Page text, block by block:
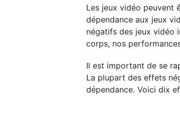
Les jeux vidéo peuvent
dépendance aux jeux
négatifs des jeux vidéo
corps, nos
Il est important de se
La plupart des effets
dépendance. Voici dix